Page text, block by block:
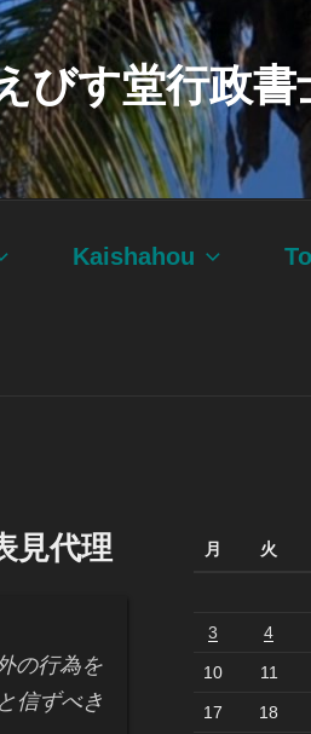
びす堂行政書
Kaishahou
見代理
の行為を
信ずべき
月 火
3 4
10 11
17 18